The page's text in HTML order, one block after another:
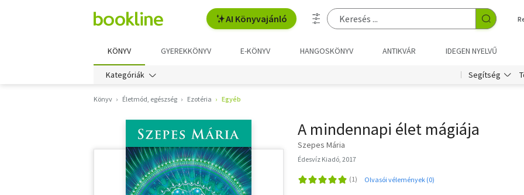
AI Könyvajánló
KÖNYV GYEREKKÖNYV E-KÖNYV HANGOSKÖNYV ANTIKVÁR IDEGEN NYELVŰ
Kategóriák Segítség
Könyv Életmód, egészség Ezotéria Egyéb
A mindennapi élet mágiája
Szepes Mária
Édesvíz Kiadó, 2017
Olvasói vélemények (0)